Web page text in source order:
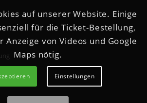
auf unserer Website. Einige
für die Ticket-Bestellung,
Anzeige von Videos und Google
Maps nötig.
Einstellungen